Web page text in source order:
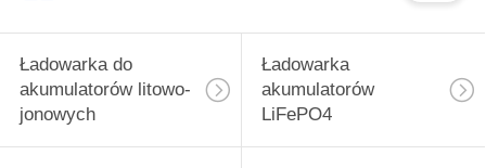
Ładowarka do
akumulatorów litowo-
jonowych
Ładowarka
akumulatorów
LiFePO4